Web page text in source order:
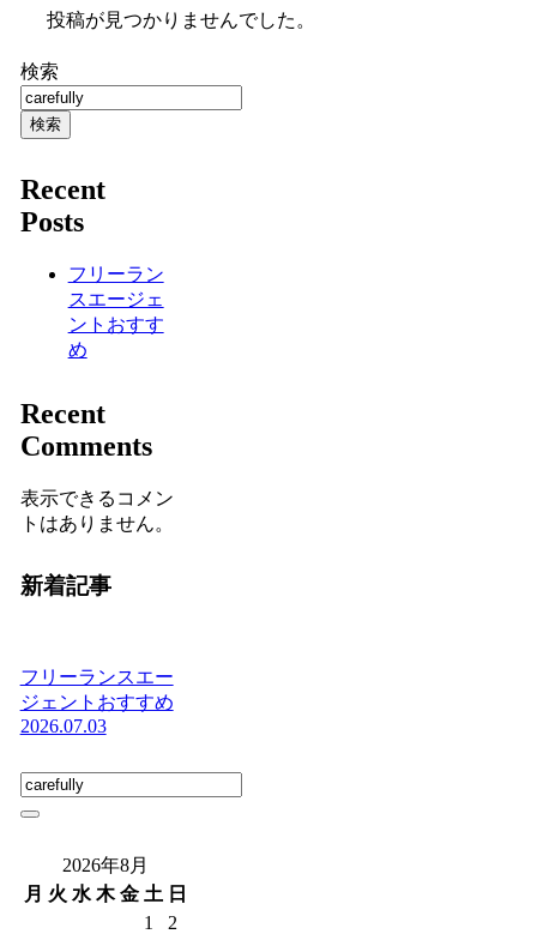
投稿が見つかりませんでした。
検索
検索
Recent
Posts
フリーラン
スエージェ
ントおすす
め
Recent
Comments
表示できるコメン
トはありません。
新着記事
フリーランスエー
ジェントおすすめ
2026.07.03
2026年8月
月 火 水 木 金 土 日
1
2